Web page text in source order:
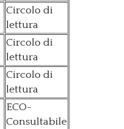
Circolo di
lettura
Circolo di
lettura
Circolo di
lettura
ECO-
Consultabile